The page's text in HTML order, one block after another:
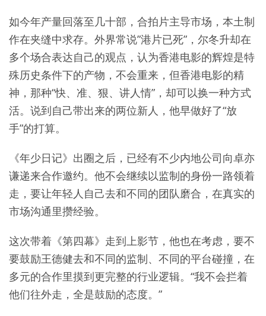
如今年产量回落至几十部，合拍片主导市场，本土制
作在夹缝中求存。外界常说”港片已死”，尔冬升却在
多个场合表达自己的观点，认为香港电影的辉煌是特
殊历史条件下的产物，不会重来，但香港电影的精
神，那种“快、准、狠、讲人情”，却可以换一种方式
活。说到自己带出来的两位新人，他早做好了“放
手”的打算。
《年少日记》出圈之后，已经有不少内地公司向卓亦
谦递来合作邀约。他不会继续以监制的身份一路领着
走，要让年轻人自己去和不同的团队磨合，在真实的
市场沟通里攒经验。
这次带着《第四幕》走到上影节，他也在考虑，要不
要鼓励王德健去和不同的监制、不同的平台碰撞，在
多元的合作里摸到更完整的行业逻辑。“我不会拦着
他们往外走，全是鼓励的态度。”